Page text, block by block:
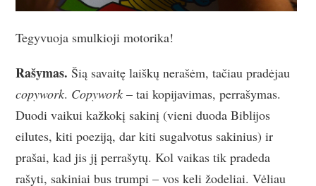
Tegyvuoja smulkioji motorika!
Rašymas.Šią savaitę laiškų nerašėm, tačiau pradėjau
copywork. Copywork – tai kopijavimas, perrašymas.
Duodi vaikui kažkokį sakinį (vieni duoda Biblijos
eilutes, kiti poeziją, dar kiti sugalvotus sakinius) ir
prašai, kad jis jį perrašytų. Kol vaikas tik pradeda
rašyti, sakiniai bus trumpi – vos keli žodeliai. Vėliau